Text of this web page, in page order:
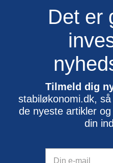
Det er
Tilmeld dig
stabiløkonomi.dk,
de nyeste artikler
din